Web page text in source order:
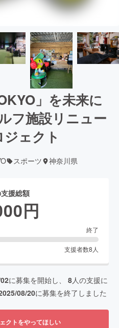
」を未来に
フ施設リニュー
ェクト
スポーツ 神奈川県
援総額
円
終了
支援者数8 人
に募集を開始し、 8人の支援に
08/20に募集を終了しました
クトをやってほしい